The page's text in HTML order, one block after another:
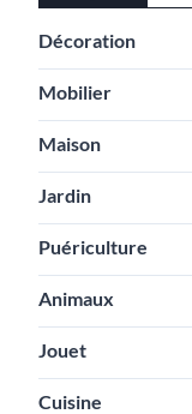
Décoration
Mobilier
Maison
Jardin
Puériculture
Animaux
Jouet
Cuisine